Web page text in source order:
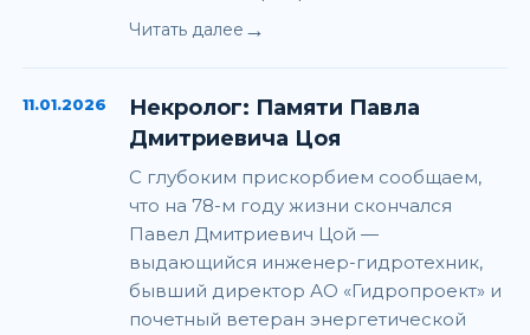
Читать далее →
11.01.2026
Некролог: Памяти Павла
Дмитриевича Цоя
С глубоким прискорбием сообщаем,
что на 78-м году жизни скончался
Павел Дмитриевич Цой —
выдающийся инженер-гидротехник,
бывший директор АО «Гидропроект» и
почетный ветеран энергетической